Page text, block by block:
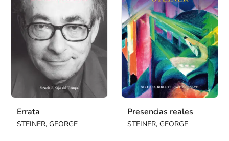
Errata
STEINER, GEORGE
Presencias reales
STEINER, GEORGE